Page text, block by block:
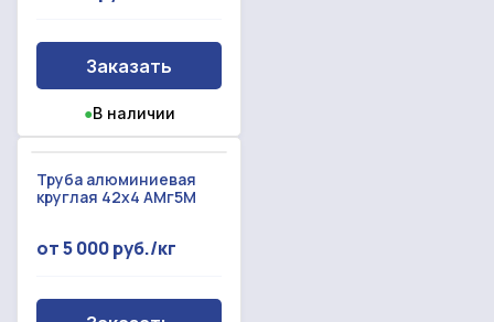
Заказать
●В наличии
Труба алюминиевая
круглая 42х4 АМг5М
от 5 000 руб./кг
Прикрепить смету на расчет
Отправить запрос
Заказать звонок